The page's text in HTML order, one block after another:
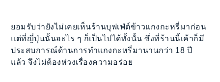
ยอมรับว่ายังไม่เคยเห็นร้านบุฟเฟ่ต์ข้าวแกงกะหรี่มาก่อน
แต่ที่ญี่ปุ่นนั้นอะไร ๆ ก็เป็นไปได้ทั้งนั้น ซึ่งที่ร้านนี้เค้าก็มี
ประสบการณ์ด้านการทำแกงกะหรี่มานานกว่า 18 ปี
แล้ว จึงไม่ต้องห่วงเรื่องความอร่อย